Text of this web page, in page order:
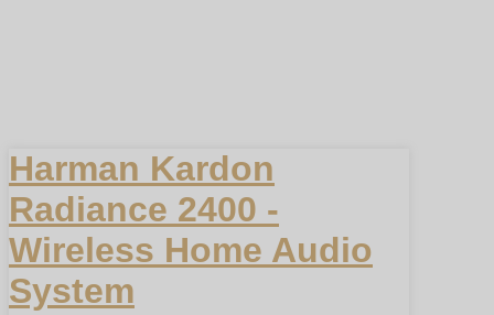
Harman Kardon
Radiance 2400 -
Wireless Home Audio
System